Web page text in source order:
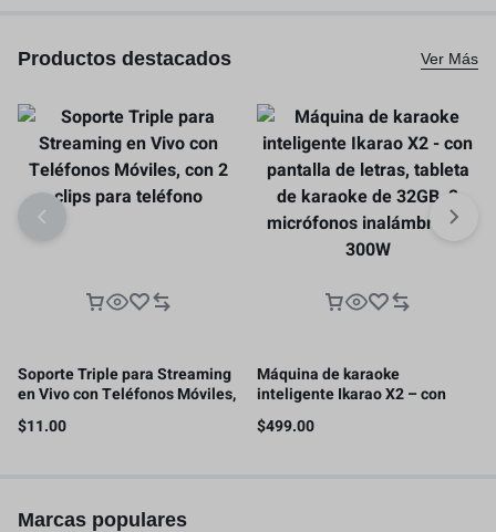
Productos destacados Ver Más
Soporte Triple para Streaming
en Vivo con Teléfonos Móviles,
con 2 clips para teléfono
$11.00
Máquina de karaoke
inteligente Ikarao X2 – con
pantalla de letras, tableta de
karaoke de 32GB, 2 micrófonos
$499.00
Marcas populares